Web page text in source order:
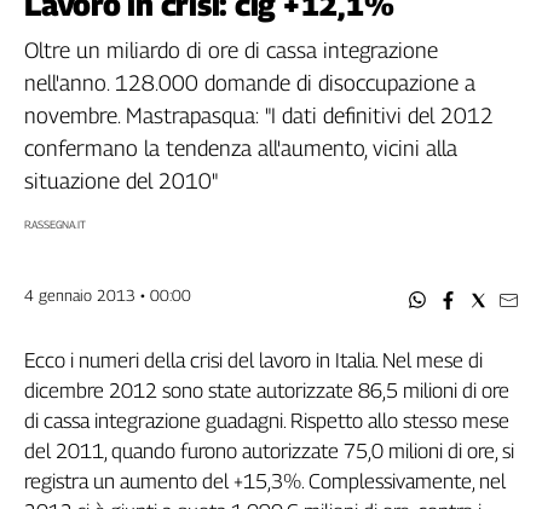
Filcams
Filctem
Fillea
Filt
Fiom
Fisac
Flc
Nidil
Spi
Inca
Caaf
Speciali
Oltre un miliardo di ore di cassa integrazione
nell'anno. 128.000 domande di disoccupazione a
novembre. Mastrapasqua: "I dati definitivi del 2012
confermano la tendenza all'aumento, vicini alla
situazione del 2010"
RASSEGNA.IT
4 gennaio 2013 • 00:00
Ecco i numeri della crisi del lavoro in Italia. Nel mese di
dicembre 2012 sono state autorizzate 86,5 milioni di ore
di cassa integrazione guadagni. Rispetto allo stesso mese
del 2011, quando furono autorizzate 75,0 milioni di ore, si
registra un aumento del +15,3%. Complessivamente, nel